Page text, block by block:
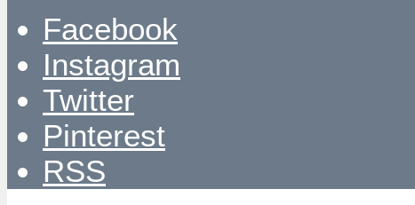
Facebook
Instagram
Twitter
Pinterest
RSS